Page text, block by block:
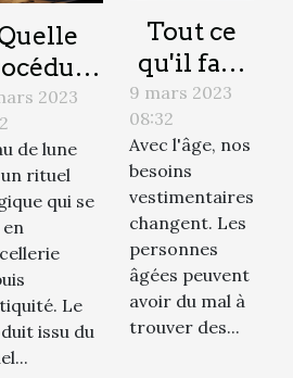
faut-il
suivre
faire
de
en
2023
de lune
rituel
qui se
Le
issu du
Tout ce
qu'il faut
savoir
avant
l'achat
d'un
vêtement
pour
seniors
9 mars 2023
08:32
Avec l'âge, nos
besoins
vestimentaires
changent. Les
personnes
âgées peuvent
avoir du mal à
trouver des...